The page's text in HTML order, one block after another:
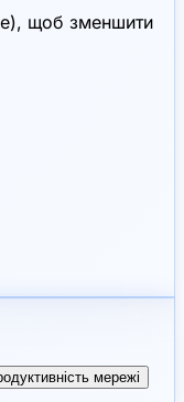
щоб зменшити
мережі